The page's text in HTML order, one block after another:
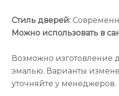
Стиль дверей:
Можно использовать в
Возможно изготовление
эмалью. Варианты
уточняйте у менеджеров.